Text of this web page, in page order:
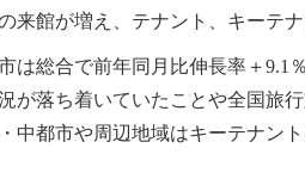
来館が増え、テナント、キーテ
は総合で前年同月比伸長率＋9.1
が落ち着いていたことや全国旅
中都市や周辺地域はキーテナン